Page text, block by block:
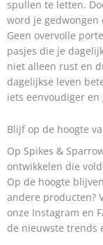
spullen te letten.
word je gedwongen
Geen overvolle
pasjes die je
niet alleen rust en
dagelijkse leven
iets eenvoudiger
Blijf op de hoogte
Op Spikes &
ontwikkelen die
Op de hoogte
andere producten?
onze Instagram en
de nieuwste trends